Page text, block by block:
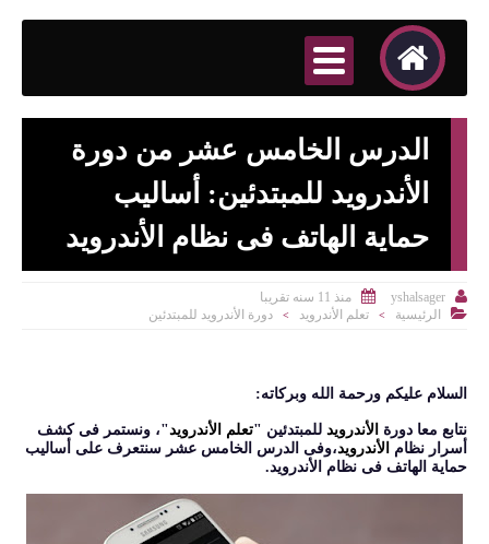
الدرس الخامس عشر من دورة
الأندرويد للمبتدئين: أساليب
حماية الهاتف فى نظام الأندرويد

yshalsager

منذ 11 سنه تقريبا

الرئيسية > تعلم الأندرويد > دورة الأندرويد للمبتدئين
السلام عليكم ورحمة الله وبركاته:
نتابع معا دورة الأندرويد للمبتدئين "تعلم الأندرويد"، ونستمر فى كشف
أسرار نظام الأندرويد،وفى الدرس الخامس عشر سنتعرف على أساليب
حماية الهاتف فى نظام الأندرويد.